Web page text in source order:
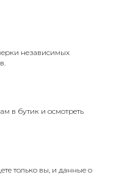
независимых
в бутик и осмотреть
только вы, и данные о